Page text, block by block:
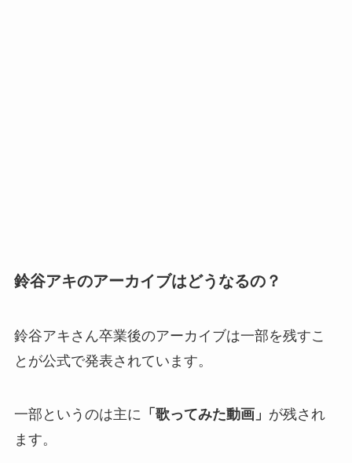
鈴谷アキのアーカイブはどうなるの？
鈴谷アキさん卒業後のアーカイブは一部を残すこ
とが公式で発表されています。
一部というのは主に 「歌ってみた動画」 が残され
ます。